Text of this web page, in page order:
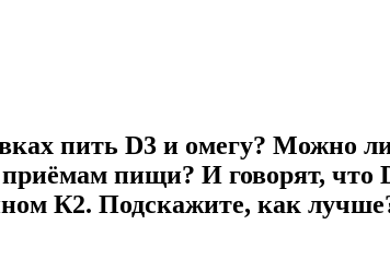
пить D3 и омегу? Можно
пищи? И говорят, что
К2. Подскажите, как